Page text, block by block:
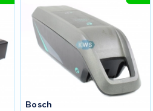
Bosch